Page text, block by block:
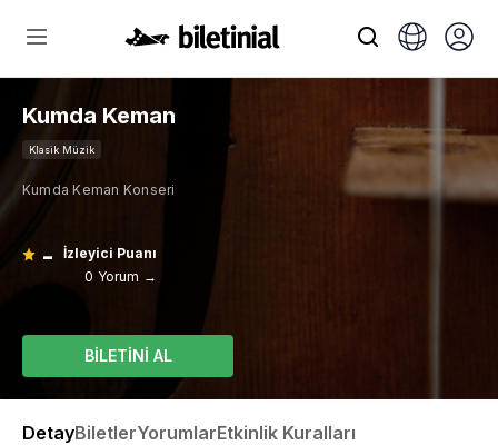
Kumda Keman
Klasik Müzik
Kumda Keman Konseri
-
İzleyici Puanı
0 Yorum →
BİLETİNİ AL
DetayBiletlerYorumlarEtkinlik Kuralları